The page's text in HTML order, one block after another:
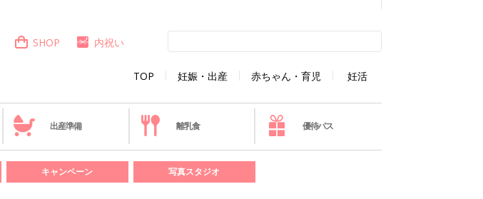
TOP 妊娠・出産 赤ちゃん・育児 妊活
SHOP 内祝い
出産準備 離乳食 優待パス
キャンペーン 写真スタジオ